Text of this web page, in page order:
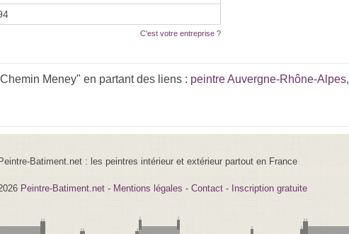
C'est votre entreprise ?
Meney" en partant des liens : peintre Auvergne-Rhône-Alpes,
Peintre-Batiment.net : les peintres intérieur et extérieur partout en France
Peintre-Batiment.net - Mentions légales - Contact- Inscription gratuite